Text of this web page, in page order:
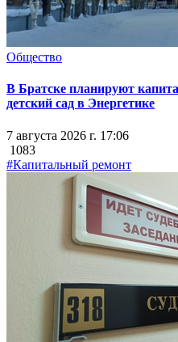
Общество
В Братске планируют
детский сад в Энергетике
7 августа 2026 г. 17:06
1083
#Капитальный ремонт